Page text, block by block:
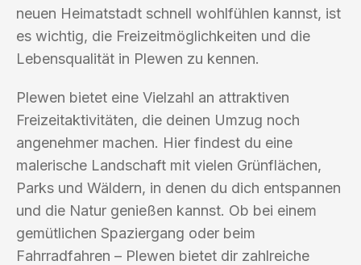
neuen Heimatstadt schnell wohlfühlen kannst, ist
es wichtig, die Freizeitmöglichkeiten und die
Lebensqualität in Plewen zu kennen.
Plewen bietet eine Vielzahl an attraktiven
Freizeitaktivitäten, die deinen Umzug noch
angenehmer machen. Hier findest du eine
malerische Landschaft mit vielen Grünflächen,
Parks und Wäldern, in denen du dich entspannen
und die Natur genießen kannst. Ob bei einem
gemütlichen Spaziergang oder beim
Fahrradfahren – Plewen bietet dir zahlreiche